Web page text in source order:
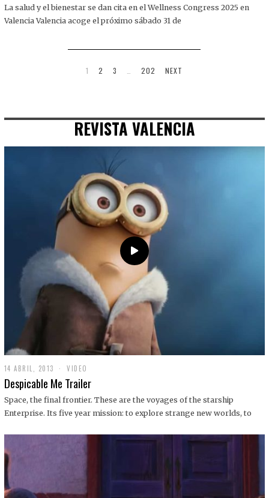
O
,
La salud y el bienestar se dan cita en el Wellness Congress 2025 en
Valencia Valencia acoge el próximo sábado 31 de
1 2 3 202 NEXT
REVISTA VALENCIA
14 ABRIL, 2013
9
D
C
I
1
VIDEO
Despicable Me Trailer
Space, the final frontier. These are the voyages of the starship
Enterprise. Its five year mission: to explore strange new worlds, to